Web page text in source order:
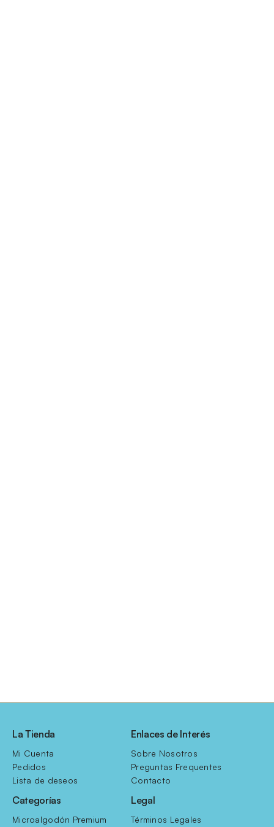
La Tienda
Mi Cuenta
Pedidos
Lista de deseos
Enlaces de Interés
Sobre Nosotros
Preguntas Frequentes
Contacto
Categorías
Microalgodón Premium
Legal
Términos Legales